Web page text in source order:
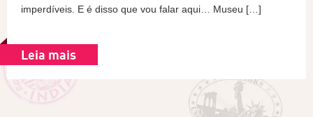
imperdíveis. E é disso que vou falar aqui… Museu […]
Leia mais